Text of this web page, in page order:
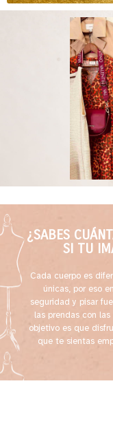
¿SABES
SI TU
Cada cuerpo es
únicas, por eso
seguridad y pisar
las prendas con
objetivo es que
que te sientas